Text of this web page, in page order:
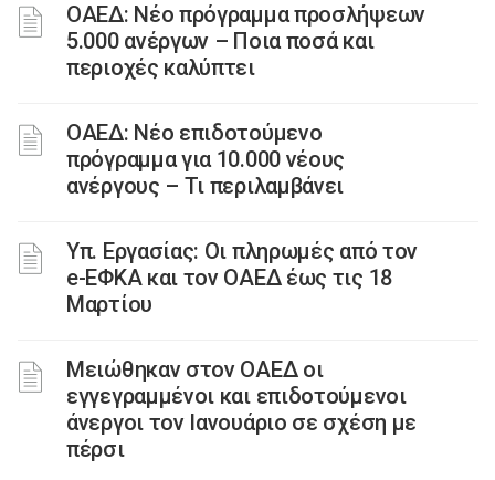
ΟΑΕΔ: Νέο πρόγραμμα προσλήψεων
5.000 ανέργων – Ποια ποσά και
περιοχές καλύπτει
ΟΑΕΔ: Νέο επιδοτούμενο
πρόγραμμα για 10.000 νέους
ανέργους – Τι περιλαμβάνει
Υπ. Εργασίας: Οι πληρωμές από τον
e-ΕΦΚΑ και τον ΟΑΕΔ έως τις 18
Μαρτίου
Μειώθηκαν στον ΟΑΕΔ οι
εγγεγραμμένοι και επιδοτούμενοι
άνεργοι τον Ιανουάριο σε σχέση με
πέρσι